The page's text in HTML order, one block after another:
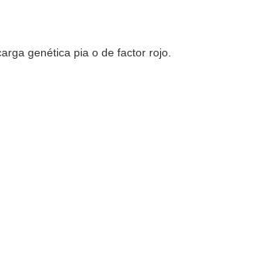
genética pia o de factor rojo.